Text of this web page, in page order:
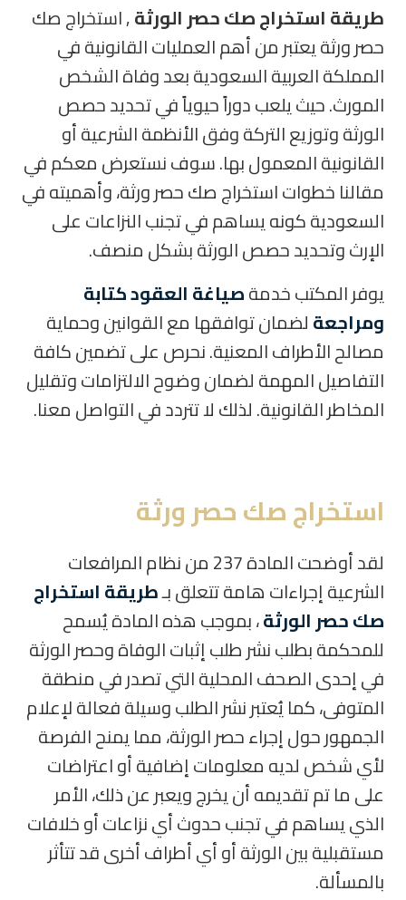
طريقة استخراج صك حصر الورثة, استخراج صك
حصر ورثة يعتبر من أهم العمليات القانونية في
المملكة العربية السعودية بعد وفاة الشخص
المورث. حيث يلعب دوراً حيوياً في تحديد حصص
الورثة وتوزيع التركة وفق الأنظمة الشرعية أو
القانونية المعمول بها.سوف نستعرض معكم في
مقالنا خطوات استخراج صك حصر ورثة، وأهميته في
السعودية كونه يساهم في تجنب النزاعات على
الإرث وتحديد حصص الورثة بشكل منصف.
يوفر المكتب خدمةصياغة العقود كتابة
ومراجعةلضمان توافقها مع القوانين وحماية
مصالح الأطراف المعنية. نحرص على تضمين كافة
التفاصيل المهمة لضمان وضوح الالتزامات وتقليل
المخاطر القانونية. لذلك لا تتردد في التواصل معنا.
استخراج صك حصر ورثة
لقد أوضحت المادة 237 من نظام المرافعات
الشرعية إجراءات هامة تتعلق بـطريقة استخراج
صك حصر الورثة، بموجب هذه المادة يُسمح
للمحكمة بطلب نشر طلب إثبات الوفاة وحصر الورثة
في إحدى الصحف المحلية التي تصدر في منطقة
المتوفى، كما يُعتبر نشر الطلب وسيلة فعالة لإعلام
الجمهور حول إجراء حصر الورثة، مما يمنح الفرصة
لأي شخص لديه معلومات إضافية أو اعتراضات
على ما تم تقديمه أن يخرج ويعبر عن ذلك، الأمر
الذي يساهم في تجنب حدوث أي نزاعات أو خلافات
مستقبلية بين الورثة أو أي أطراف أخرى قد تتأثر
بالمسألة.